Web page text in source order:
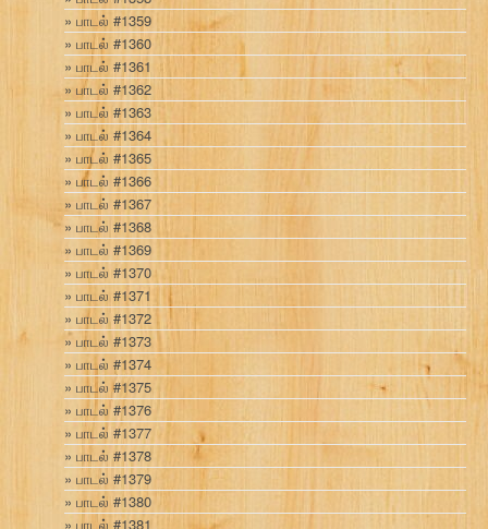
பாடல் #1359
பாடல் #1360
பாடல் #1361
பாடல் #1362
பாடல் #1363
பாடல் #1364
பாடல் #1365
பாடல் #1366
பாடல் #1367
பாடல் #1368
பாடல் #1369
பாடல் #1370
பாடல் #1371
பாடல் #1372
பாடல் #1373
பாடல் #1374
பாடல் #1375
பாடல் #1376
பாடல் #1377
பாடல் #1378
பாடல் #1379
பாடல் #1380
பாடல் #1381